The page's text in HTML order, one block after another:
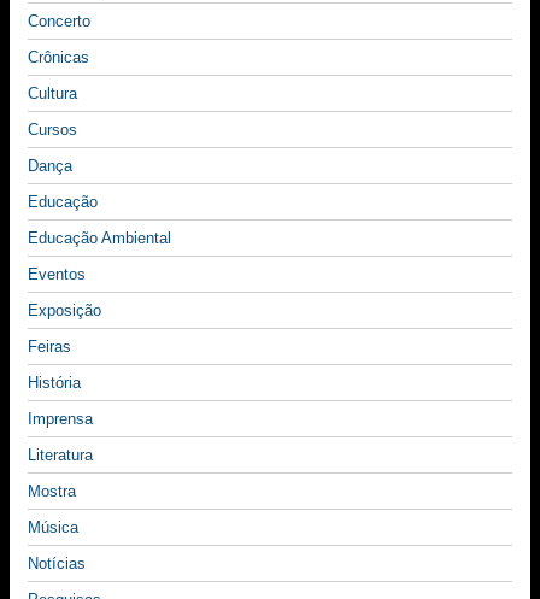
Concerto
Crônicas
Cultura
Cursos
Dança
Educação
Educação Ambiental
Eventos
Exposição
Feiras
História
Imprensa
Literatura
Mostra
Música
Notícias